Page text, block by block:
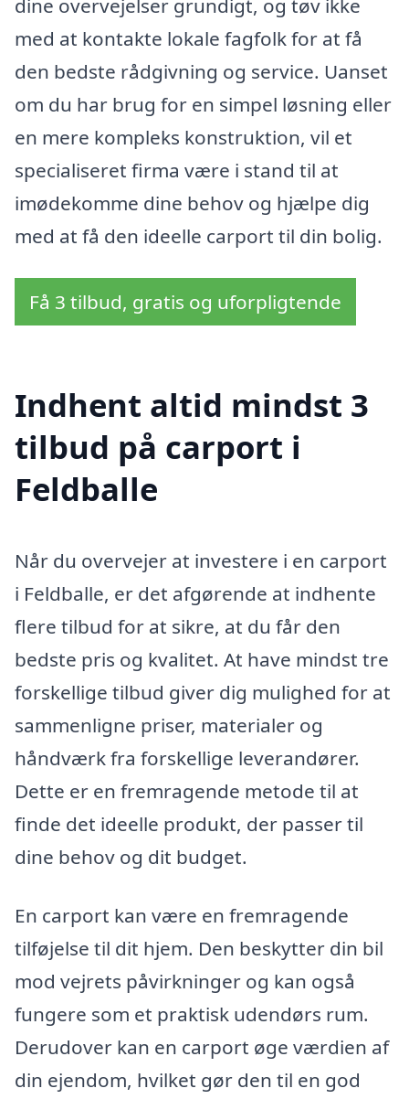
dine overvejelser grundigt, og tøv ikke
med at kontakte lokale fagfolk for at få
den bedste rådgivning og service. Uanset
om du har brug for en simpel løsning eller
en mere kompleks konstruktion, vil et
specialiseret firma være i stand til at
imødekomme dine behov og hjælpe dig
med at få den ideelle carport til din bolig.
Få 3 tilbud, gratis og uforpligtende
Indhent altid mindst 3
tilbud på carport i
Feldballe
Når du overvejer at investere i en carport
i Feldballe, er det afgørende at indhente
flere tilbud for at sikre, at du får den
bedste pris og kvalitet. At have mindst tre
forskellige tilbud giver dig mulighed for at
sammenligne priser, materialer og
håndværk fra forskellige leverandører.
Dette er en fremragende metode til at
finde det ideelle produkt, der passer til
dine behov og dit budget.
En carport kan være en fremragende
tilføjelse til dit hjem. Den beskytter din bil
mod vejrets påvirkninger og kan også
fungere som et praktisk udendørs rum.
Derudover kan en carport øge værdien af
din ejendom, hvilket gør den til en god